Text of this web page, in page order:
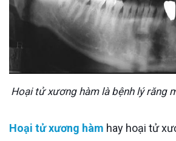
Hoại tử xương hàm là bệnh lý răng
Hoại tử xương hàm hay hoại tử